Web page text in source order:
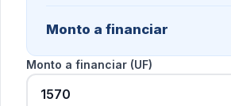
Monto a financiar
Monto a financiar (UF)